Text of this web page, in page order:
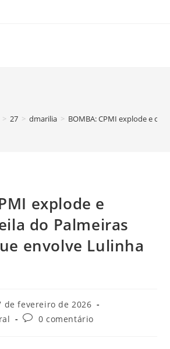
> 27 > dmarilia > BOMBA: CPMI explode e
explode e
do Palmeiras
envolve Lulinha
de fevereiro de 2026
Comentários
0 comentário